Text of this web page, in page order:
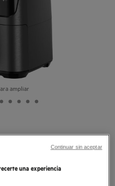
ampliar
2,5 litros
una experiencia
Continuar sin aceptar